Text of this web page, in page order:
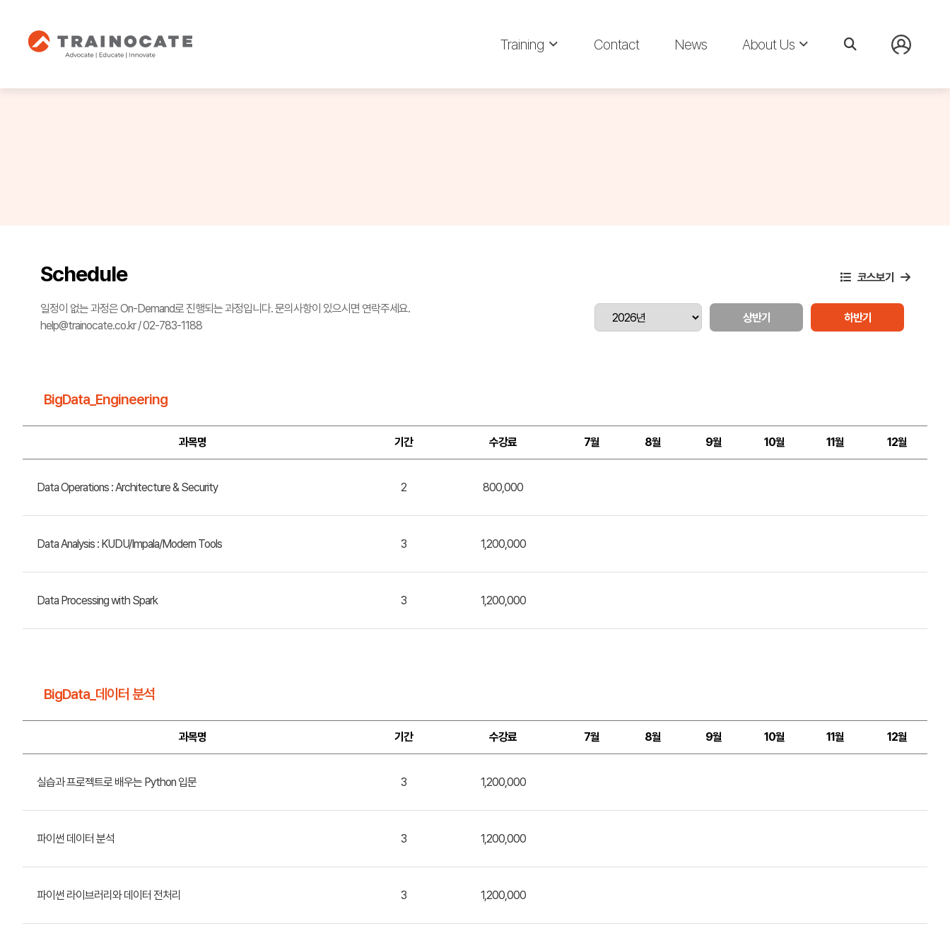
Training Contact News About Us
Schedule 코스보기
일정이 없는 과정은 On-Demand로 진행되는 과정입니다. 문의사항이 있으시면 연락주세요.
help@trainocate.co.kr / 02-783-1188
상반기 하반기
BigData_Engineering
과목명 기간 수강료 7월 8월 9월 10월 11월 12월
Data Operations : Architecture & Security 2 800,000
Data Analysis : KUDU/Impala/Modern Tools 3 1,200,000
Data Processing with Spark 3 1,200,000
BigData_데이터 분석
과목명 기간 수강료 7월 8월 9월 10월 11월 12월
실습과 프로젝트로 배우는 Python 입문 3 1,200,000
파이썬 데이터 분석 3 1,200,000
파이썬 라이브러리와 데이터 전처리 3 1,200,000